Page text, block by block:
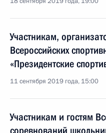
Участникам,
Всероссийских
«Президентские
11 сентября 2019 года, 15:00
Участникам и гостям
соревнований